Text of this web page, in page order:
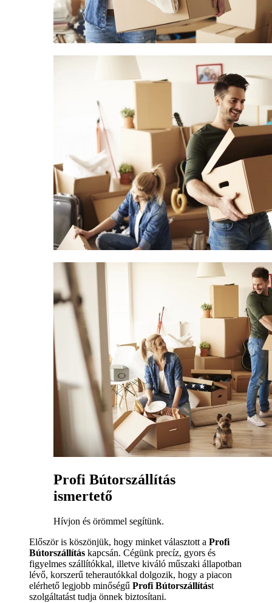
Profi Bútorszállítás
ismertető
Hívjon és örömmel segítünk.
Először is köszönjük, hogy minket választott a Profi
Bútorszállítás kapcsán. Cégünk precíz, gyors és
figyelmes szállítókkal, illetve kiváló műszaki állapotban
lévő, korszerű teherautókkal dolgozik, hogy a piacon
elérhető legjobb minőségű Profi Bútorszállítást
szolgáltatást tudja önnek biztosítani.